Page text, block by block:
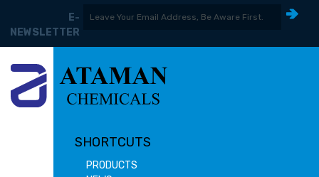
E-
NEWSLETTER
SHORTCUTS
PRODUCTS